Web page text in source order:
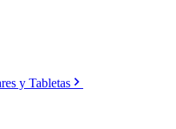
y Tabletas